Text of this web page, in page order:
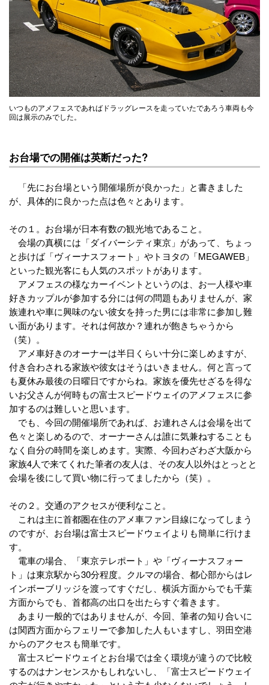
いつものアメフェスであればドラッグレースを走っていたであろう車両も今
回は展示のみでした。
お台場での開催は英断だった?
「先にお台場という開催場所が良かった」と書きました
が、具体的に良かった点は色々とあります。
その１。お台場が日本有数の観光地であること。
会場の真横には「ダイバーシティ東京」があって、ちょっ
と歩けば「ヴィーナスフォート」やトヨタの「MEGAWEB」
といった観光客にも人気のスポットがあります。
アメフェスの様なカーイベントというのは、お一人様や車
好きカップルが参加する分には何の問題もありませんが、家
族連れや車に興味のない彼女を持った男には非常に参加し難
い面があります。それは何故か？連れが飽きちゃうから
（笑）。
アメ車好きのオーナーは半日くらい十分に楽しめますが、
付き合わされる家族や彼女はそうはいきません。何と言って
も夏休み最後の日曜日ですからね。家族を優先せざるを得な
いお父さんが何時もの富士スピードウェイのアメフェスに参
加するのは難しいと思います。
でも、今回の開催場所であれば、お連れさんは会場を出て
色々と楽しめるので、オーナーさんは誰に気兼ねすることも
なく自分の時間を楽しめます。実際、今回わざわざ大阪から
家族4人で来てくれた筆者の友人は、その友人以外はとっとと
会場を後にして買い物に行ってましたから（笑）。
その２。交通のアクセスが便利なこと。
これは主に首都圏在住のアメ車ファン目線になってしまう
のですが、お台場は富士スピードウェイよりも簡単に行けま
す。
電車の場合、「東京テレポート」や「ヴィーナスフォー
ト」は東京駅から30分程度。クルマの場合、都心部からはレ
インボーブリッジを渡ってすぐだし、横浜方面からでも千葉
方面からでも、首都高の出口を出たらすぐ着きます。
あまり一般的ではありませんが、今回、筆者の知り合いに
は関西方面からフェリーで参加した人もいますし、羽田空港
からのアクセスも簡単です。
富士スピードウェイとお台場では全く環境が違うので比較
するのはナンセンスかもしれないし、「富士スピードウェイ